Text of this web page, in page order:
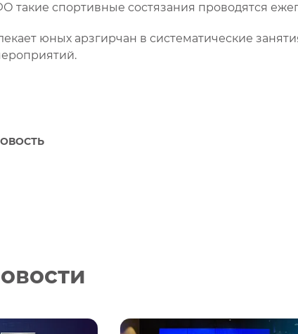
такие спортивные состязания проводятся
юных арзгирчан в систематические